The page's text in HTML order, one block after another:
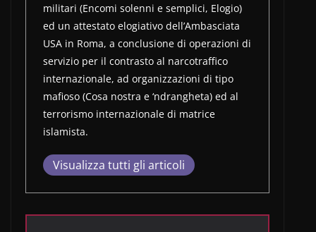
militari (Encomi solenni e semplici, Elogio)
ed un attestato elogiativo dell’Ambasciata
USA in Roma, a conclusione di operazioni di
servizio per il contrasto al narcotraffico
internazionale, ad organizzazioni di tipo
mafioso (Cosa nostra e ‘ndrangheta) ed al
terrorismo internazionale di matrice
islamista.
Visualizza tutti gli articoli